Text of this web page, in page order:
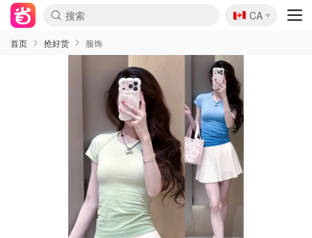
🇨🇦
CA
首页 抢好货 服饰